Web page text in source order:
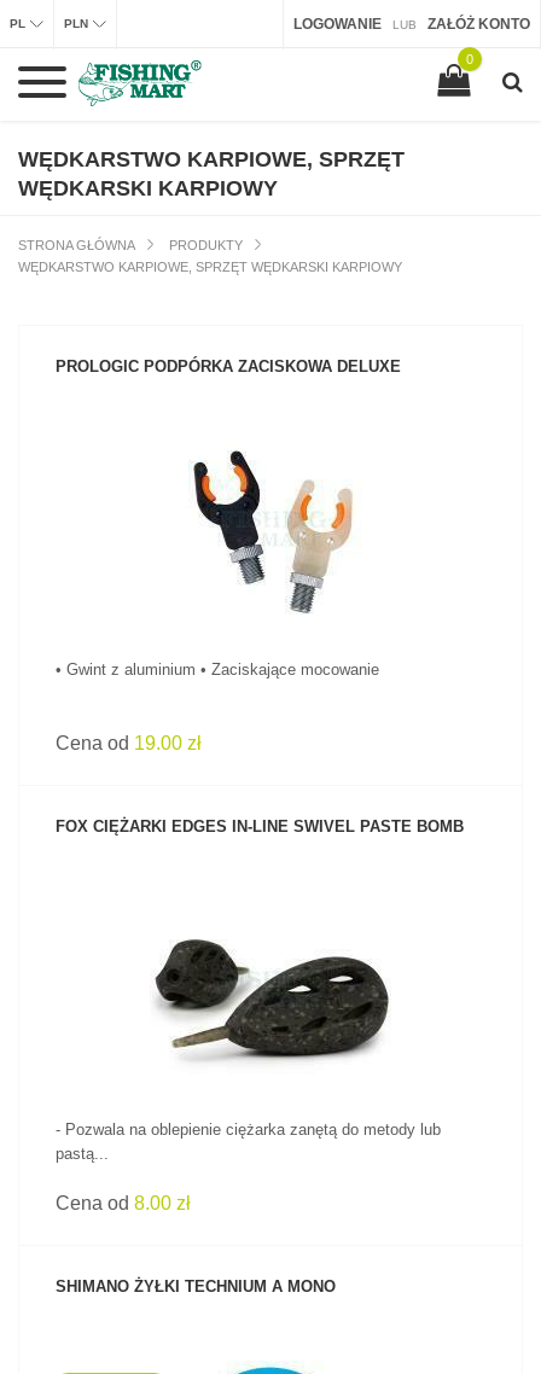
LOGOWANIE LUB ZAŁÓŻ KONTO
PL PLN
0
WĘDKARSTWO KARPIOWE, SPRZĘT
WĘDKARSKI KARPIOWY
STRONA GŁÓWNA
PRODUKTY
WĘDKARSTWO KARPIOWE, SPRZĘT WĘDKARSKI KARPIOWY
PROLOGIC PODPÓRKA ZACISKOWA DELUXE
ZOBACZ PRODUKT
• Gwint z aluminium • Zaciskające mocowanie
Cena od 19.00 zł
FOX CIĘŻARKI EDGES IN-LINE SWIVEL PASTE BOMB
ZOBACZ PRODUKT
- Pozwala na oblepienie ciężarka zanętą do metody lub
pastą...
Cena od 8.00 zł
SHIMANO ŻYŁKI TECHNIUM A MONO